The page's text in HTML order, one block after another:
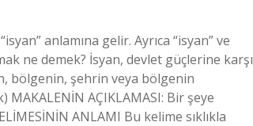
anlamına gelir. Ayrıca “isyan” ve
ne demek? İsyan, devlet güçlerine karşı
bölgenin, şehrin veya bölgenin
MAKALENİN AÇIKLAMASI: Bir şeye
ANLAMI Bu kelime sıklıkla